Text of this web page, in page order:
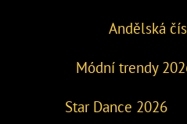
Andělská
Módní trendy
Star Dance 2026